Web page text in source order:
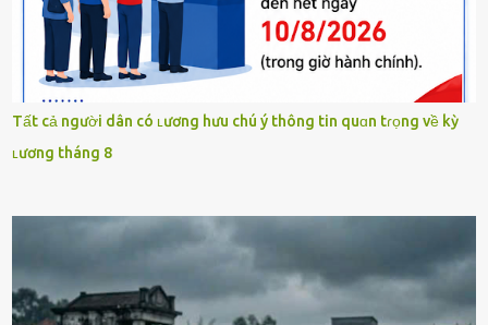
Tất cả người dân có ʟương hưu chú ý thông tin quɑn tɾọng về kỳ
ʟương tháng 8